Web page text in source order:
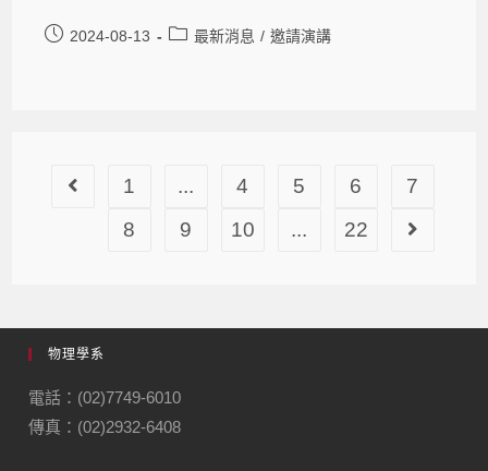
2024-08-13 最新消息 / 邀請演講
1 ... 4 5 6
7
8
9 10 ... 22
物理學系
電話：(02)7749-6010
傳真：(02)2932-6408